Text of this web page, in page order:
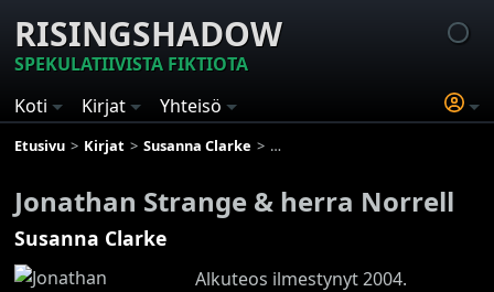
RISINGSHADOW
SPEKULATIIVISTA FIKTIOTA
Koti
Kirjat Yhteisö
Etusivu Kirjat Susanna Clarke Jonathan Strange & herra Norrell
Jonathan Strange & herra Norrell
Susanna Clarke
Alkuteos ilmestynyt 2004.